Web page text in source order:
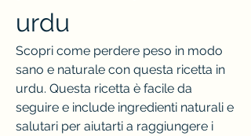
urdu
Scopri come perdere peso in modo
sano e naturale con questa ricetta in
urdu. Questa ricetta è facile da
seguire e include ingredienti naturali e
salutari per aiutarti a raggiungere i